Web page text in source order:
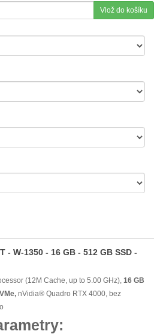
Vlož do košíku
- W-1350 - 16 GB - 512 GB SSD -
(12M Cache, up to 5.00 GHz), 16 GB
nVidia® Quadro RTX 4000, bez